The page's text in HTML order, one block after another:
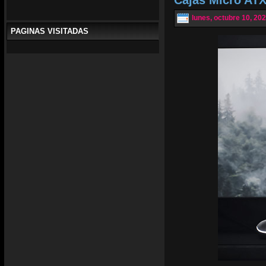
PAGINAS VISITADAS
lunes, octubre 10,